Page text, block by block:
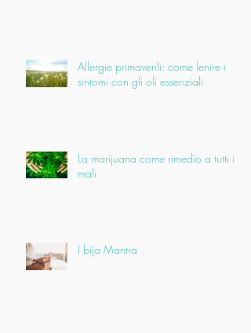
Allergie primaverili: come lenire i
sintomi con gli oli essenziali
La marijuana come rimedio a tutti i
mali
I bija Mantra